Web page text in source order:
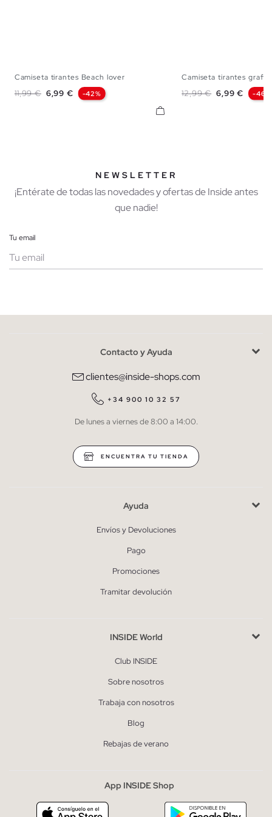
Camiseta tirantes Beach lover
Precio base
11,99 € Precio
6,99 € -42%
Camiseta tirantes
Precio base
12,99 € Precio
6,99 € -46%
NEWSLETTER
¡Entérate de todas las novedades y ofertas de Inside antes
que nadie!
Tu email
He leído y entiendo lapolítica de privacidad
QUIERO SUSCRIBIRME
* Puedes cancelar la suscripción en cualquier momento.
Contacto y Ayuda
clientes@inside-shops.com
+34 900 10 32 57
De lunes a viernes de 8:00 a 14:00.
ENCUENTRA TU TIENDA
Ayuda
Envíos y Devoluciones
Pago
Promociones
Tramitar devolución
INSIDE World
Club INSIDE
Sobre nosotros
Trabaja con nosotros
Blog
Rebajas de verano
App INSIDE Shop